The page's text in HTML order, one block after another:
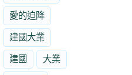
愛的迫降
建國大業
建國 大業